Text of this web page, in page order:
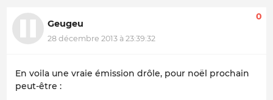
Geugeu
28 décembre 2013 à 23:39:32
0
En voila une vraie émission drôle, pour noël prochain
peut-être :